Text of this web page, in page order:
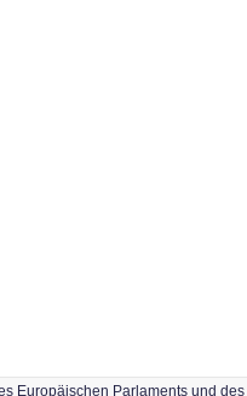
Europäischen Parlaments und